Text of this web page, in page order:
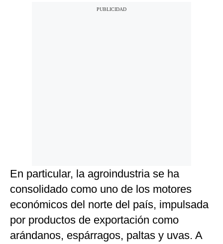
En particular, la agroindustria se ha
consolidado como uno de los motores
económicos del norte del país, impulsada
por productos de exportación como
arándanos, espárragos, paltas y uvas. A